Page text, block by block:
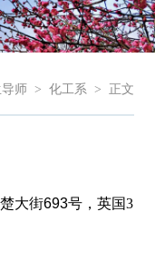
师 > 化工系 > 正文
大街693号，英国3